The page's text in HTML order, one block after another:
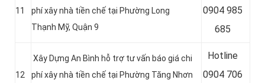
11
phí xây nhà tiền chế tại Phường Long
Thạnh Mỹ, Quận 9
0904 985
685
12
Xây Dựng An Bình hỗ trợ tư vấn báo giá chi
phí xây nhà tiền chế tại Phường Tăng Nhơn
Hotline
0904 706